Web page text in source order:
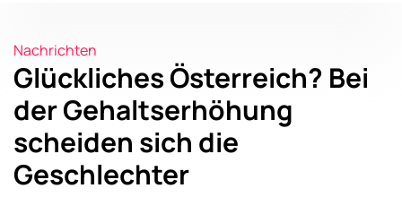
Nachrichten
Glückliches Österreich? Bei
der Gehaltserhöhung
scheiden sich die
Geschlechter